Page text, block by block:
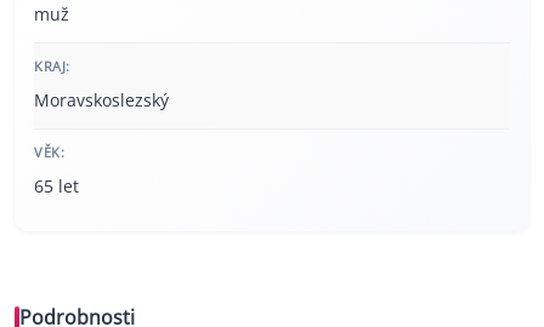
muž
KRAJ:
Moravskoslezský
VĚK:
65 let
Podrobnosti